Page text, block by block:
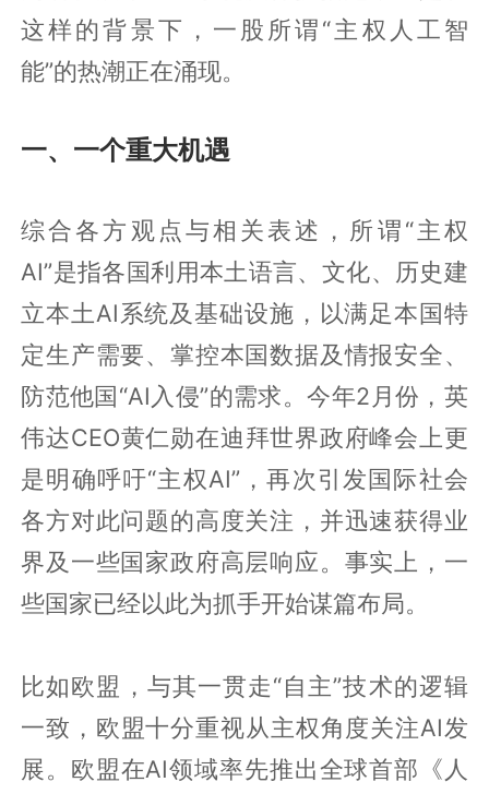
这样的背景下，一股所谓“主权人工智
能”的热潮正在涌现。
一、一个重大机遇
综合各方观点与相关表述，所谓“主权
AI”是指各国利用本土语言、文化、历史建
立本土AI系统及基础设施，以满足本国特
定生产需要、掌控本国数据及情报安全、
防范他国“AI入侵”的需求。今年2月份，英
伟达CEO黄仁勋在迪拜世界政府峰会上更
是明确呼吁“主权AI”，再次引发国际社会
各方对此问题的高度关注，并迅速获得业
界及一些国家政府高层响应。事实上，一
些国家已经以此为抓手开始谋篇布局。
比如欧盟，与其一贯走“自主”技术的逻辑
一致，欧盟十分重视从主权角度关注AI发
展。欧盟在AI领域率先推出全球首部《人